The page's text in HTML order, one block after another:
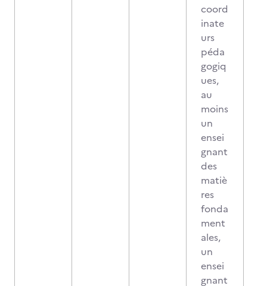
coord
inate
urs
péda
gogiq
ues,
au
moins
un
ensei
gnant
des
matiè
res
fonda
ment
ales,
un
ensei
gnant